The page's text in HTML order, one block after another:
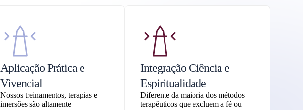
Aplicação Prática e
Vivencial
Nossos treinamentos, terapias e
imersões são altamente
Integração Ciência e
Espiritualidade
Diferente da maioria dos métodos
terapêuticos que excluem a fé ou